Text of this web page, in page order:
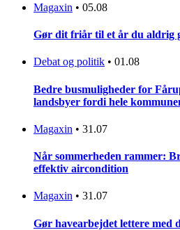
Magaxin • 05.08
Gør dit friår til et år du aldrig
Debat og politik • 01.08
Bedre busmuligheder for
landsbyer fordi hele
Magaxin • 31.07
Når sommerheden rammer:
effektiv aircondition
Magaxin • 31.07
Gør havearbejdet lettere med